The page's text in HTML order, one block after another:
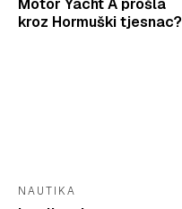
Motor Yacht A prošla
kroz Hormuški tjesnac?
NAUTIKA